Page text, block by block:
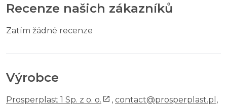
Recenze našich zákazníků
Zatím žádné recenze
Výrobce
Prosperplast 1 Sp. z o. o. , contact@prosperplast.pl ,